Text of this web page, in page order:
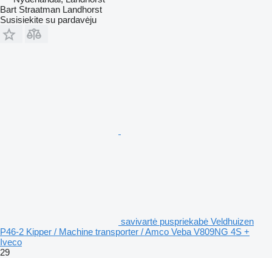
Bart Straatman Landhorst
Susisiekite su pardavėju
savivartė puspriekabė Veldhuizen
P46-2 Kipper / Machine transporter / Amco Veba V809NG 4S +
Iveco
29